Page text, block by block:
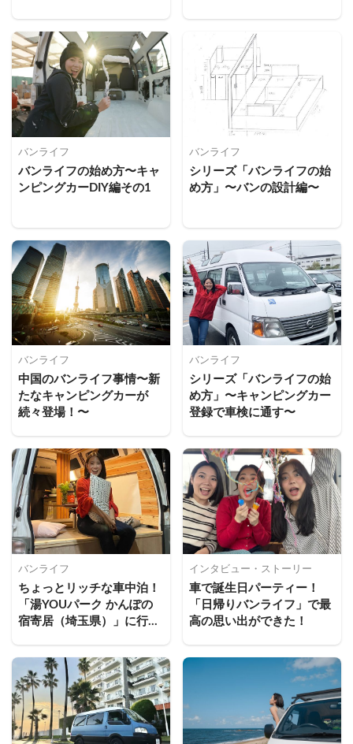
バンライフ
バンライフの始め方〜キャ
ンピングカーDIY編その1
バンライフ
シリーズ「バンライフの始
め方」〜バンの設計編〜
バンライフ
中国のバンライフ事情〜新
たなキャンピングカーが
続々登場！〜
バンライフ
シリーズ「バンライフの始
め方」〜キャンピングカー
登録で車検に通す〜
バンライフ
ちょっとリッチな車中泊！
「湯YOUパーク かんぽの
宿寄居（埼玉県）」に行っ
インタビュー・ストーリー
車で誕生日パーティー！
「日帰りバンライフ」で最
高の思い出ができた！